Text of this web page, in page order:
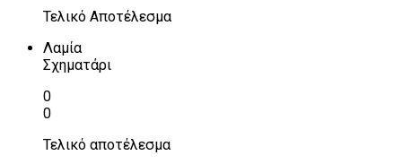
Τελικό Αποτέλεσμα
Λαμία
Σχηματάρι
0
0
Τελικό αποτέλεσμα